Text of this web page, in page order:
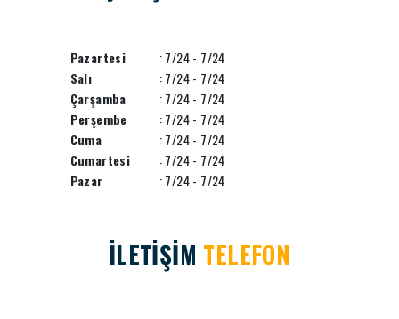
Pazartesi
: 7/24 - 7/24
Salı
: 7/24 - 7/24
Çarşamba
: 7/24 - 7/24
Perşembe
: 7/24 - 7/24
Cuma
: 7/24 - 7/24
Cumartesi
: 7/24 - 7/24
Pazar
: 7/24 - 7/24
İLETİŞİM TELEFON